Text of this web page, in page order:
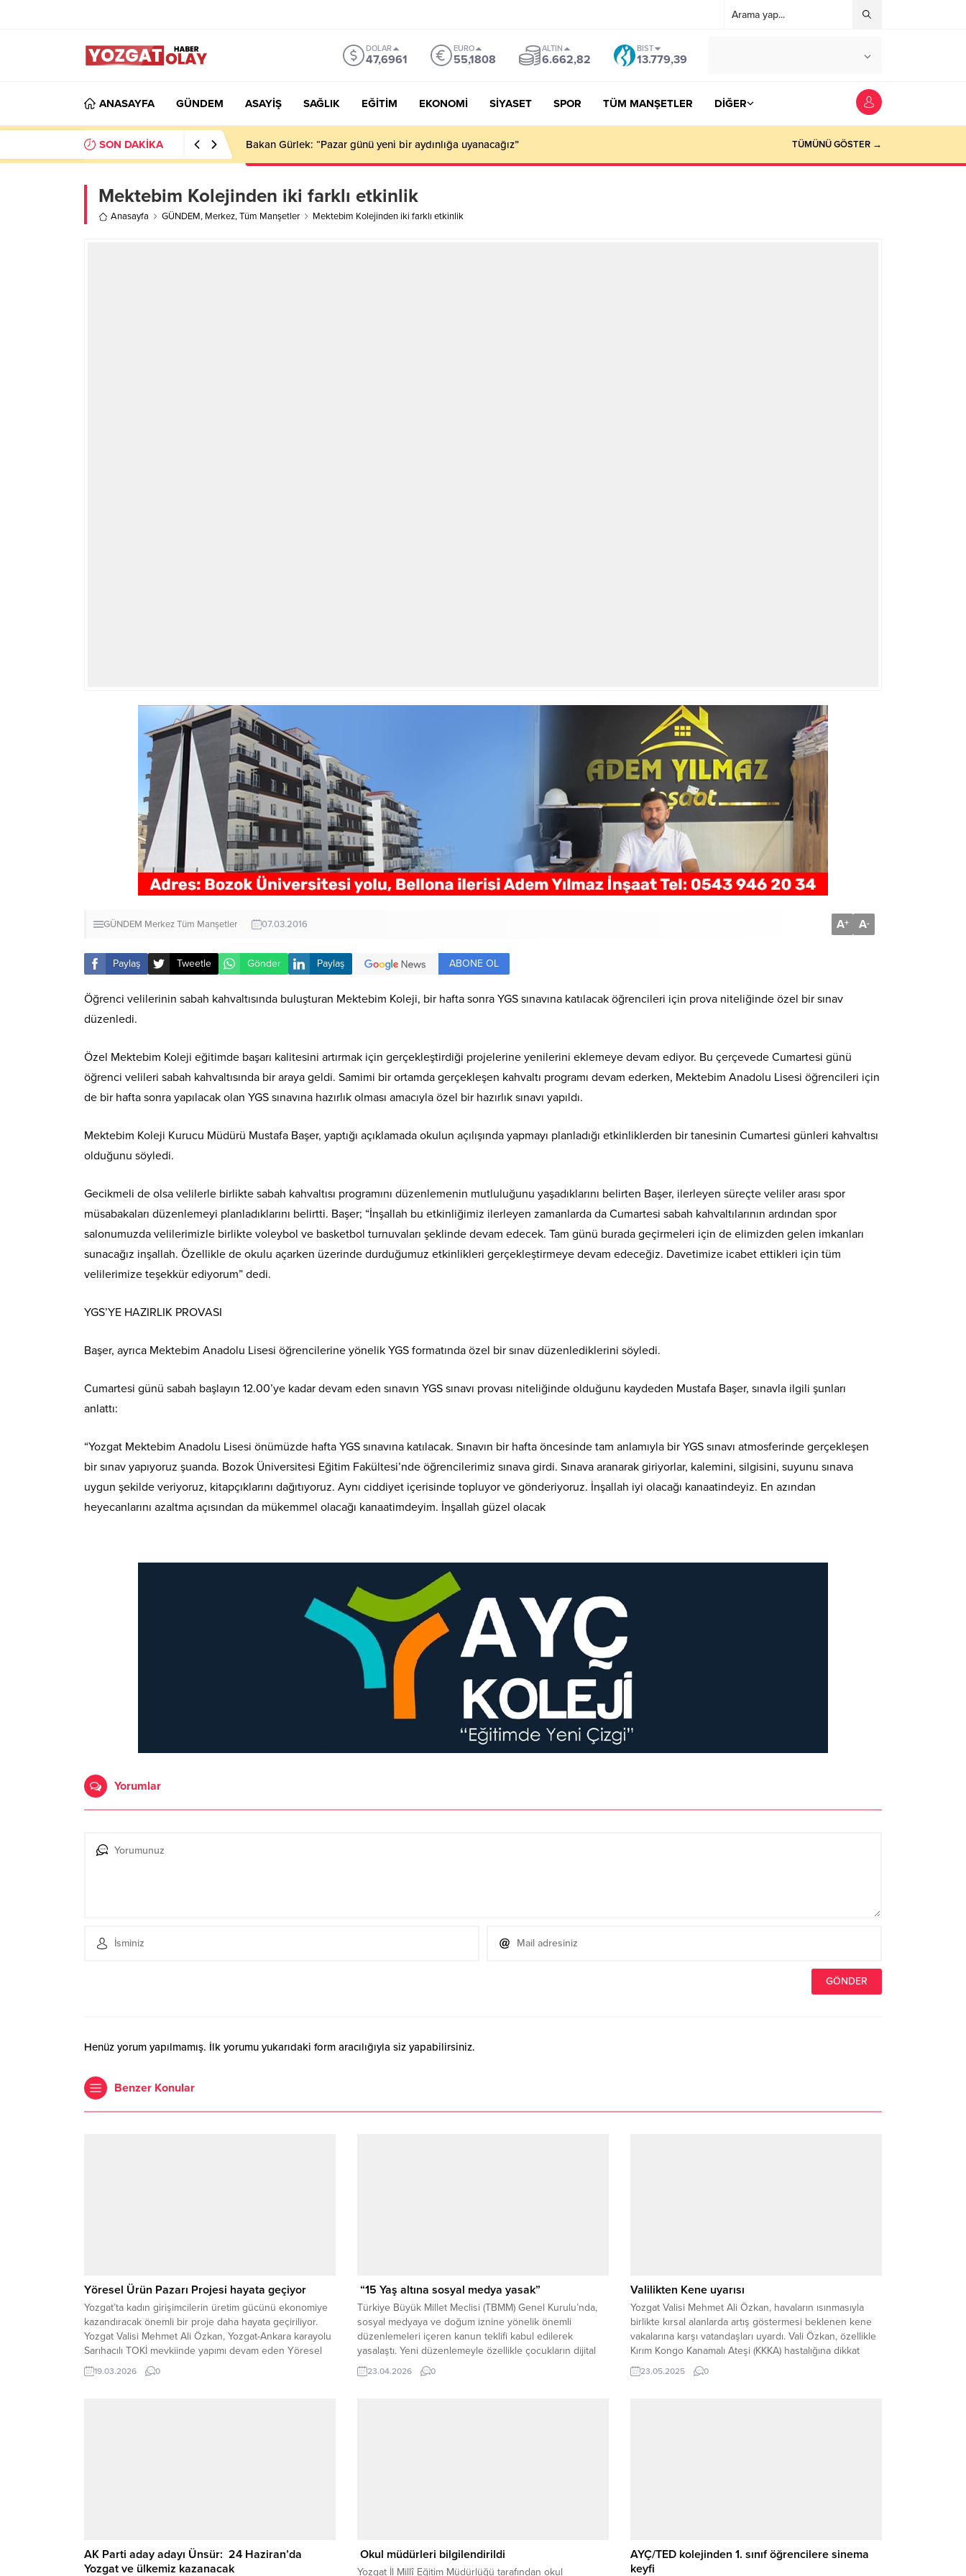
DOLAR
47,6961
EURO
55,1808
ALTIN
6.662,82
BIST
13.779,39
ANASAYFA GÜNDEM ASAYİŞ SAĞLIK EĞİTİM EKONOMİ SİYASET SPOR TÜM MANŞETLER DİĞER
SON DAKİKA Bakan Gürlek: “Pazar günü yeni bir aydınlığa uyanacağız” TÜMÜNÜ GÖSTER →
Mektebim Kolejinden iki farklı etkinlik
Anasayfa GÜNDEM, Merkez,Tüm Manşetler Mektebim Kolejinden iki farklı etkinlik
GÜNDEM MerkezTüm Manşetler 07.03.2016 A+ A-
Paylaş Tweetle Gönder Paylaş ABONE OL
Öğrenci velilerinin sabah kahvaltısında buluşturan Mektebim Koleji, bir hafta sonra YGS sınavına katılacak öğrencileri için prova niteliğinde özel bir sınav
düzenledi.
Özel Mektebim Koleji eğitimde başarı kalitesini artırmak için gerçekleştirdiği projelerine yenilerini eklemeye devam ediyor. Bu çerçevede Cumartesi günü
öğrenci velileri sabah kahvaltısında bir araya geldi. Samimi bir ortamda gerçekleşen kahvaltı programı devam ederken, Mektebim Anadolu Lisesi öğrencileri için
de bir hafta sonra yapılacak olan YGS sınavına hazırlık olması amacıyla özel bir hazırlık sınavı yapıldı.
Mektebim Koleji Kurucu Müdürü Mustafa Başer, yaptığı açıklamada okulun açılışında yapmayı planladığı etkinliklerden bir tanesinin Cumartesi günleri kahvaltısı
olduğunu söyledi.
Gecikmeli de olsa velilerle birlikte sabah kahvaltısı programını düzenlemenin mutluluğunu yaşadıklarını belirten Başer, ilerleyen süreçte veliler arası spor
müsabakaları düzenlemeyi planladıklarını belirtti. Başer; “İnşallah bu etkinliğimiz ilerleyen zamanlarda da Cumartesi sabah kahvaltılarının ardından spor
salonumuzda velilerimizle birlikte voleybol ve basketbol turnuvaları şeklinde devam edecek. Tam günü burada geçirmeleri için de elimizden gelen imkanları
sunacağız inşallah. Özellikle de okulu açarken üzerinde durduğumuz etkinlikleri gerçekleştirmeye devam edeceğiz. Davetimize icabet ettikleri için tüm
velilerimize teşekkür ediyorum” dedi.
YGS’YE HAZIRLIK PROVASI
Başer, ayrıca Mektebim Anadolu Lisesi öğrencilerine yönelik YGS formatında özel bir sınav düzenlediklerini söyledi.
Cumartesi günü sabah başlayın 12.00’ye kadar devam eden sınavın YGS sınavı provası niteliğinde olduğunu kaydeden Mustafa Başer, sınavla ilgili şunları
anlattı:
“Yozgat Mektebim Anadolu Lisesi önümüzde hafta YGS sınavına katılacak. Sınavın bir hafta öncesinde tam anlamıyla bir YGS sınavı atmosferinde gerçekleşen
bir sınav yapıyoruz şuanda. Bozok Üniversitesi Eğitim Fakültesi’nde öğrencilerimiz sınava girdi. Sınava aranarak giriyorlar, kalemini, silgisini, suyunu sınava
uygun şekilde veriyoruz, kitapçıklarını dağıtıyoruz. Aynı ciddiyet içerisinde topluyor ve gönderiyoruz. İnşallah iyi olacağı kanaatindeyiz. En azından
heyecanlarını azaltma açısından da mükemmel olacağı kanaatimdeyim. İnşallah güzel olacak
Yorumlar
Henüz yorum yapılmamış. İlk yorumu yukarıdaki form aracılığıyla siz yapabilirsiniz.
Benzer Konular
Yöresel Ürün Pazarı Projesi hayata geçiyor
Yozgat’ta kadın girişimcilerin üretim gücünü ekonomiye
kazandıracak önemli bir proje daha hayata geçiriliyor.
Yozgat Valisi Mehmet Ali Özkan, Yozgat-Ankara karayolu
Sarıhacılı TOKİ mevkiinde yapımı devam eden Yöresel
Ürün Pazarı inşaat alanında incelemelerde bulunarak
yetkililerden çalışmalar hakkında bilgi aldı. Vali Özkan
19.03.2026 0
“15 Yaş altına sosyal medya yasak”
Türkiye Büyük Millet Meclisi (TBMM) Genel Kurulu’nda,
sosyal medyaya ve doğum iznine yönelik önemli
düzenlemeleri içeren kanun teklifi kabul edilerek
yasalaştı. Yeni düzenlemeyle özellikle çocukların dijital
ortamdaki güvenliğine yönelik dikkat çekici adımlar atıldı.
Kanuna göre sosyal ağ sağlayıcılar, 15 yaşını
23.04.2026 0
Valilikten Kene uyarısı
Yozgat Valisi Mehmet Ali Özkan, havaların ısınmasıyla
birlikte kırsal alanlarda artış göstermesi beklenen kene
vakalarına karşı vatandaşları uyardı. Vali Özkan, özellikle
Kırım Kongo Kanamalı Ateşi (KKKA) hastalığına dikkat
çekerek alınması gereken önlemler hakkında
bilgilendirmede bulundu. Vali Özkan, yaptığı açıklamada,
23.05.2025 0
AK Parti aday adayı Ünsür: 24 Haziran’da
Yozgat ve ülkemiz kazanacak
Okul müdürleri bilgilendirildi
Yozgat İl Millî Eğitim Müdürlüğü tarafından okul
AYÇ/TED kolejinden 1. sınıf öğrencilere sinema
keyfi